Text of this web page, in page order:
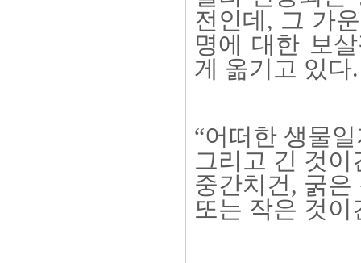
전인데, 그 가
명에 대한 보
게 옮기고 있다.
“어떠한 생물
그리고 긴 것
중간치건, 굵
또는 작은 것